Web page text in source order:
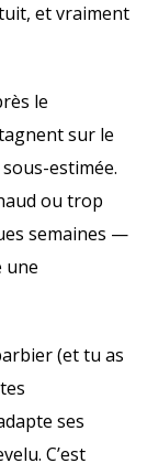
et vraiment
le
sur le
estimée.
ou trop
semaines —
une
(et tu as
ses
C’est